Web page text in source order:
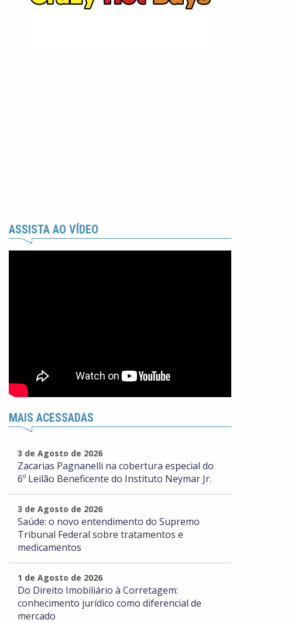
ASSISTA AO VÍDEO
MAIS ACESSADAS
3 de Agosto de 2026
Zacarias Pagnanelli na cobertura especial do
6º Leilão Beneficente do Instituto Neymar Jr.
3 de Agosto de 2026
Saúde: o novo entendimento do Supremo
Tribunal Federal sobre tratamentos e
medicamentos
1 de Agosto de 2026
Do Direito Imobiliário à Corretagem:
conhecimento jurídico como diferencial de
mercado